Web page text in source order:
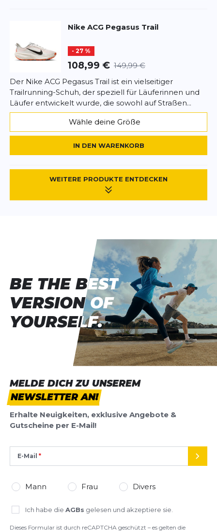
Dieses Formular ist durch reCAPTCHA geschützt – es gelten die
Google.
Nike ACG Pegasus Trail
- 27 %
108,99 € 149,99 €
Der Nike ACG Pegasus Trail ist ein vielseitiger
Trailrunning-Schuh, der speziell für Läuferinnen und
Läufer entwickelt wurde, die sowohl auf Straßen...
Wähle deine Größe
IN DEN WARENKORB
WEITERE PRODUKTE ENTDECKEN
MELDE DICH ZU UNSEREM
NEWSLETTER AN!
Erhalte Neuigkeiten, exklusive Angebote &
Gutscheine per E-Mail!
E-Mail
Mann Frau Divers
Ich habe die AGBs gelesen und akzeptiere sie.
Dieses Formular ist durch reCAPTCHA geschützt – es gelten die
BE THE BEST
VERSION OF
YOURSELF.
BE THE BEST
VERSION OF
YOURSELF.